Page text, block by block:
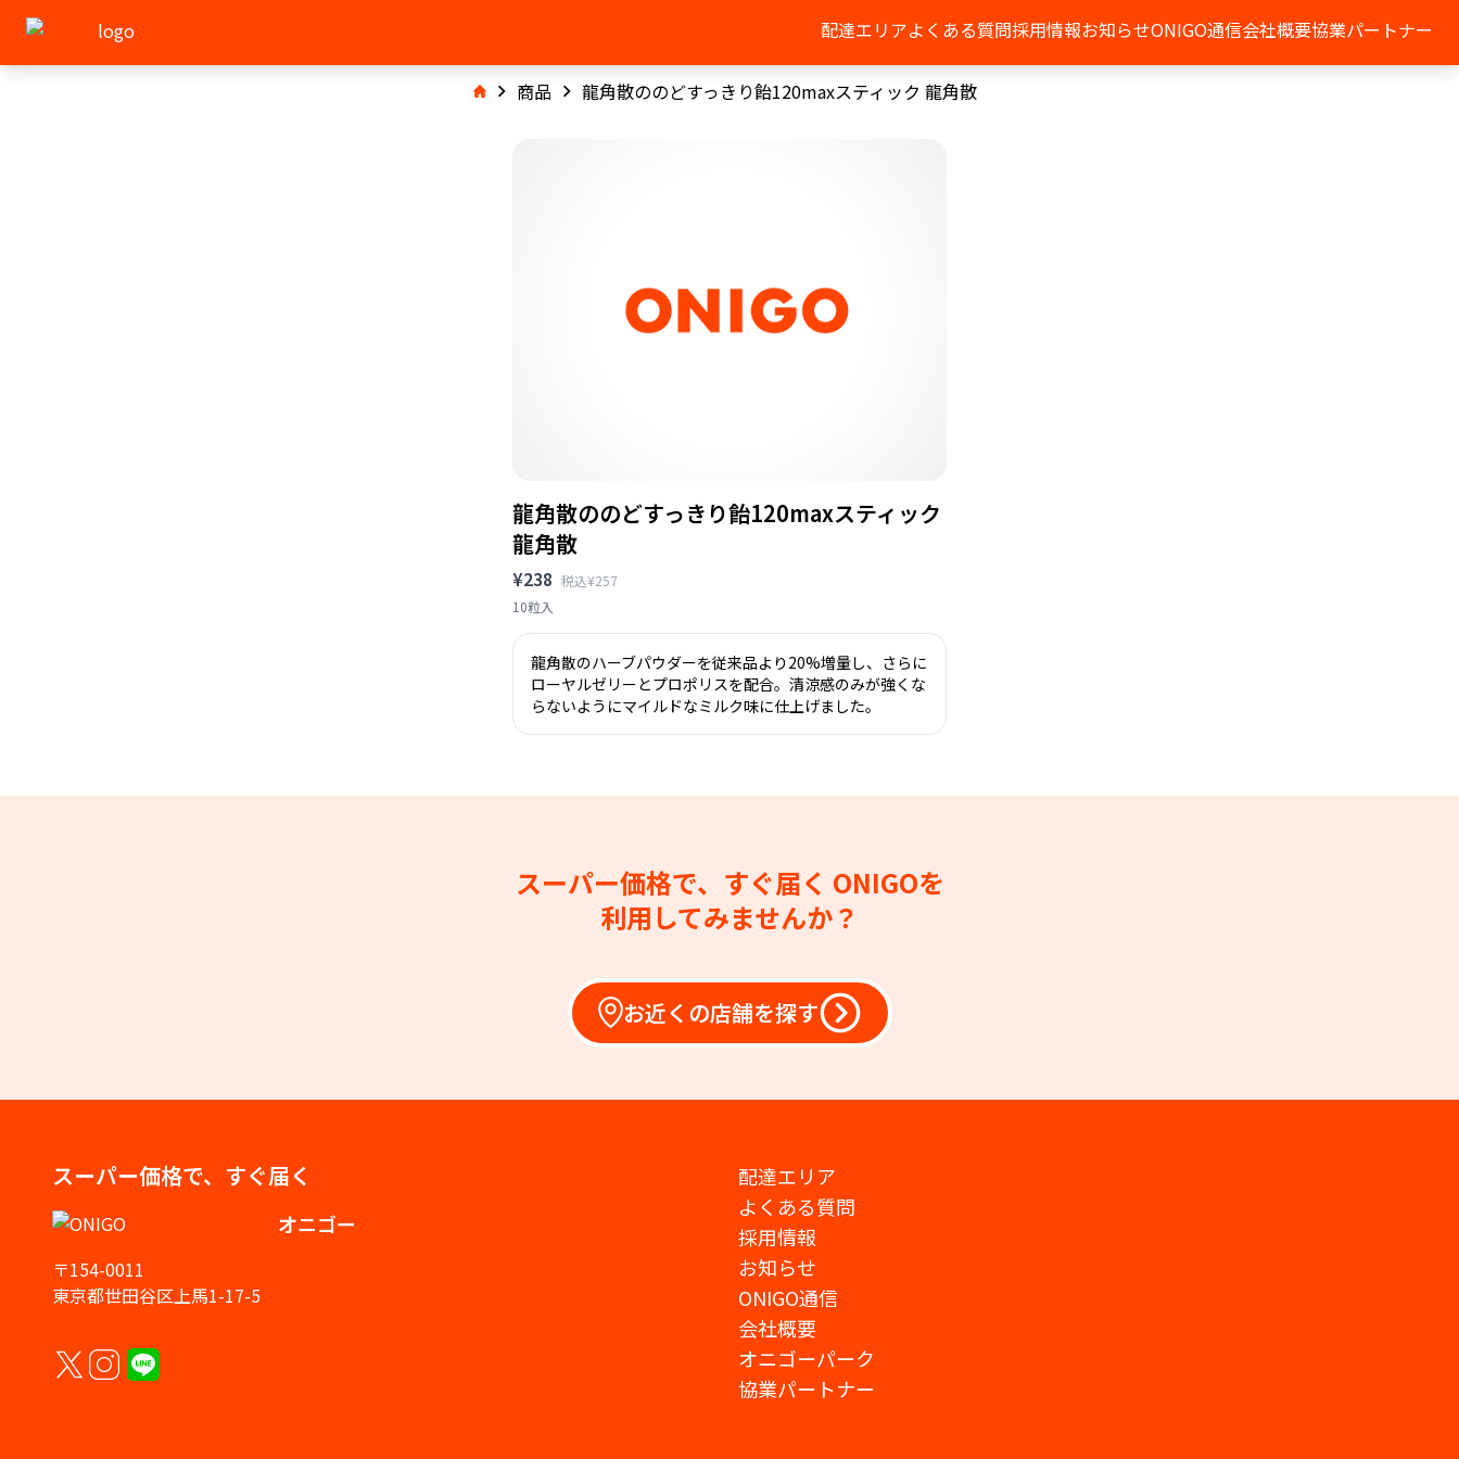
配達エリアよくある質問採用情報お知らせONIGO通信会社概要協業パートナー
商品 龍角散ののどすっきり飴120maxスティック 龍角散
龍角散ののどすっきり飴120maxスティック
龍角散
¥238 税込¥257
10粒入
龍角散のハーブパウダーを従来品より20%増量し、さらに
ローヤルゼリーとプロポリスを配合。清涼感のみが強くな
らないようにマイルドなミルク味に仕上げました。
スーパー価格で、すぐ届く ONIGOを
利用してみませんか？
お近くの店舗を探す
スーパー価格で、すぐ届く
オニゴー
〒154-0011
東京都世田谷区上馬1-17-5
配達エリア
よくある質問
採用情報
お知らせ
ONIGO通信
会社概要
オニゴーパーク
協業パートナー